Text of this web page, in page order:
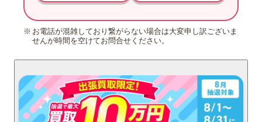
お電話が混雑しており繋がらない場合は大変申し訳ございま
せんが時間を空けてお問合せください。